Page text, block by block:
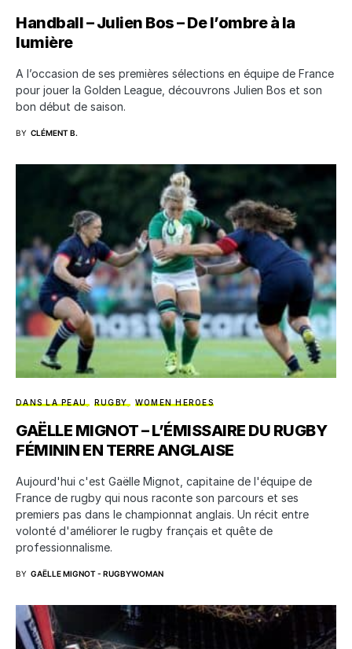
Handball – Julien Bos – De l’ombre à la
lumière
A l’occasion de ses premières sélections en équipe de France
pour jouer la Golden League, découvrons Julien Bos et son
bon début de saison.
BY CLÉMENT B.
DANS LA PEAU RUGBY WOMEN HEROES
GAËLLE MIGNOT – L’ÉMISSAIRE DU RUGBY
FÉMININ EN TERRE ANGLAISE
Aujourd'hui c'est Gaëlle Mignot, capitaine de l'équipe de
France de rugby qui nous raconte son parcours et ses
premiers pas dans le championnat anglais. Un récit entre
volonté d'améliorer le rugby français et quête de
professionnalisme.
BY GAËLLE MIGNOT - RUGBYWOMAN